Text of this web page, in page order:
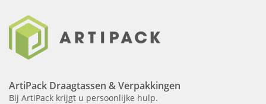
ArtiPack Draagtassen & Verpakkingen
Bij ArtiPack krijgt u persoonlijke hulp.